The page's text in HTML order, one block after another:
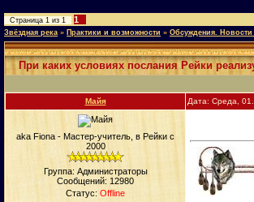
Страница 1 из 1 1
Звёздная река » Практики и возможности » Обсуждения. Новости
При каких условиях послания Рейки
Майя Дата: Среда,
aka Fiona - Мастер-учитель, в Рейки с
2000
Группа: Администраторы
Сообщений: 12980
Статус: Offline